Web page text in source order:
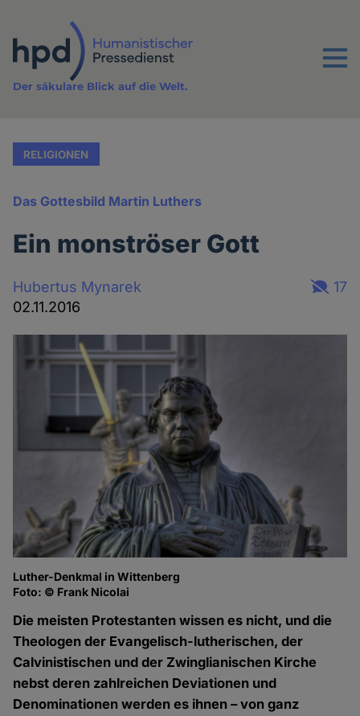
Inhalt
Menu
Der säkulare Blick auf die Welt.
RELIGIONEN
Das Gottesbild Martin Luthers
Ein monströser Gott
Hubertus Mynarek
02.11.2016
17
Luther-Denkmal in Wittenberg
Foto: © Frank Nicolai
Die meisten Protestanten wissen es nicht, und die
Theologen der Evangelisch-lutherischen, der
Calvinistischen und der Zwinglianischen Kirche
nebst deren zahlreichen Deviationen und
Denominationen werden es ihnen – von ganz